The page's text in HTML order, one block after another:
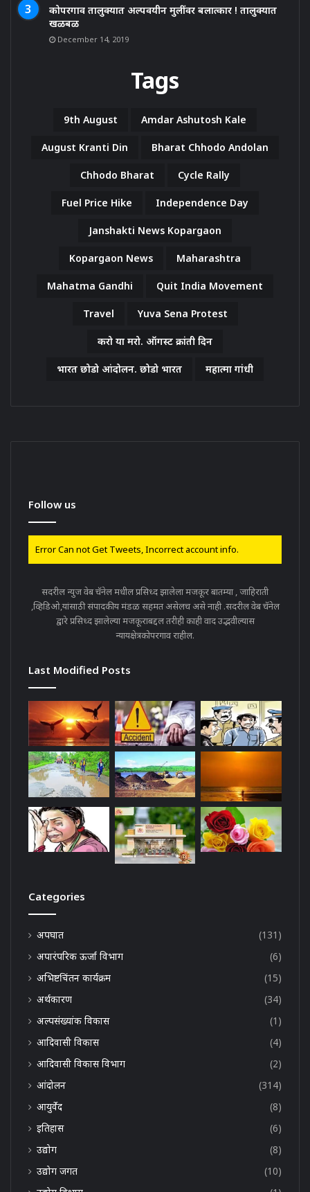
कोपरगाव तालुक्यात अल्पवयीन मुलींवर बलात्कार ! तालुक्यात
खळबळ
December 14, 2019
Tags
9th August Amdar Ashutosh Kale
August Kranti Din Bharat Chhodo Andolan
Chhodo Bharat Cycle Rally
Fuel Price Hike Independence Day
Janshakti News Kopargaon
Kopargaon News Maharashtra
Mahatma Gandhi Quit India Movement
Travel Yuva Sena Protest
करो या मरो. ऑगस्ट क्रांती दिन
भारत छोडो आंदोलन. छोडो भारत महात्मा गांधी
Follow us
Error Can not Get Tweets, Incorrect account info.
सदरील न्युज वेब चॅनेल मधील प्रसिध्द झालेला मजकूर बातम्या , जाहिराती
,व्हिडिओ,यांसाठी संपादकीय मंडळ सहमत असेलच असे नाही .सदरील वेब चॅनेल
द्वारे प्रसिध्द झालेल्या मजकूराबद्दल तरीही काही वाद उद्भवील्यास
न्यायक्षेत्रकोपरगाव राहील.
Last Modified Posts
Categories
अपघात
(131)
अपारंपरिक ऊर्जा विभाग
(6)
अभिष्टचिंतन कार्यक्रम
(15)
अर्थकारण
(34)
अल्पसंख्यांक विकास
(1)
आदिवासी विकास
(4)
आदिवासी विकास विभाग
(2)
आंदोलन
(314)
आयुर्वेद
(8)
इतिहास
(6)
उद्योग
(8)
उद्योग जगत
(10)